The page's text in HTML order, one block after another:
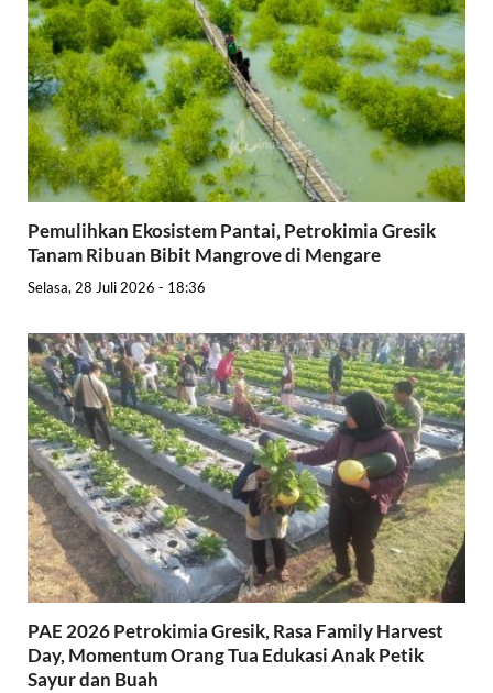
Pemulihkan Ekosistem Pantai, Petrokimia Gresik
Tanam Ribuan Bibit Mangrove di Mengare
Selasa, 28 Juli 2026 - 18:36
PAE 2026 Petrokimia Gresik, Rasa Family Harvest
Day, Momentum Orang Tua Edukasi Anak Petik
Sayur dan Buah